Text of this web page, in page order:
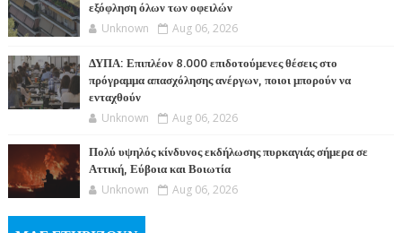
εξόφληση όλων των οφειλών
Unknown Aug 06, 2026
ΔΥΠΑ: Επιπλέον 8.000 επιδοτούμενες θέσεις στο
πρόγραμμα απασχόλησης ανέργων, ποιοι μπορούν να
ενταχθούν
Unknown Aug 06, 2026
Πολύ υψηλός κίνδυνος εκδήλωσης πυρκαγιάς σήμερα σε
Αττική, Εύβοια και Βοιωτία
Unknown Aug 06, 2026